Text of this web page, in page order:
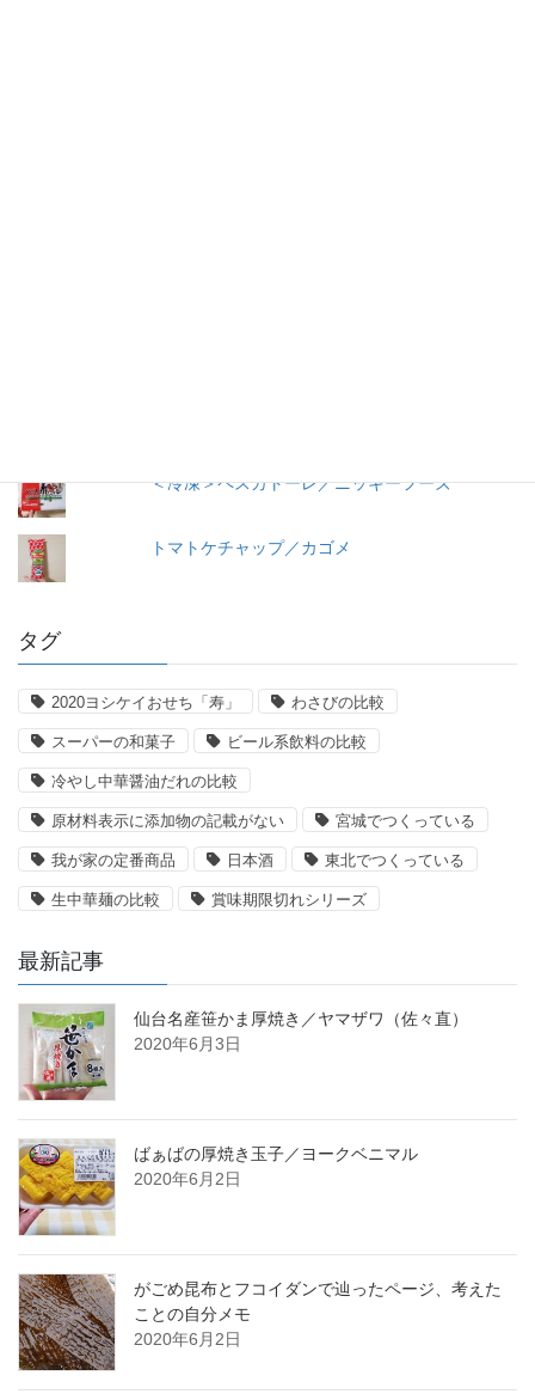
＜冷凍＞ペスカトーレ／ニッキーフーズ
トマトケチャップ／カゴメ
タグ
2020ヨシケイおせち「寿」 わさびの比較
スーパーの和菓子 ビール系飲料の比較
冷やし中華醤油だれの比較
原材料表示に添加物の記載がない 宮城でつくっている
我が家の定番商品 日本酒 東北でつくっている
生中華麺の比較 賞味期限切れシリーズ
最新記事
仙台名産笹かま厚焼き／ヤマザワ（佐々直）
2020年6月3日
ばぁばの厚焼き玉子／ヨークベニマル
2020年6月2日
がごめ昆布とフコイダンで辿ったページ、考えた
ことの自分メモ
2020年6月2日